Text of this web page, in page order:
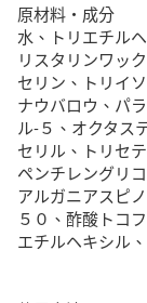
原材料・成分
水、トリエチル
リスタリンワッ
セリン、トリイ
ナウバロウ、パ
ル-５、オクタス
セリル、トリセ
ペンチレングリ
アルガニアスピ
５０、酢酸トコ
エチルヘキシル